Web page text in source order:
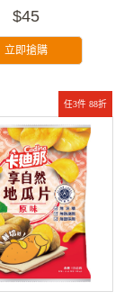
$45
立即搶購
任3件 88折